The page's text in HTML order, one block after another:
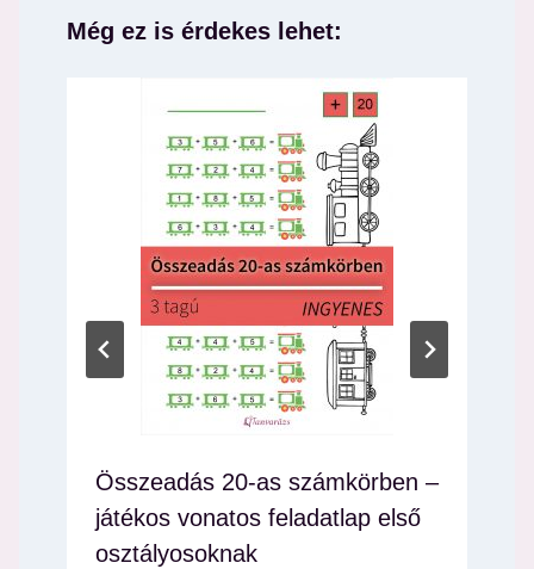
Még ez is érdekes lehet:
Összeadás 20-as számkörben –
játékos vonatos feladatlap első
osztályosoknak